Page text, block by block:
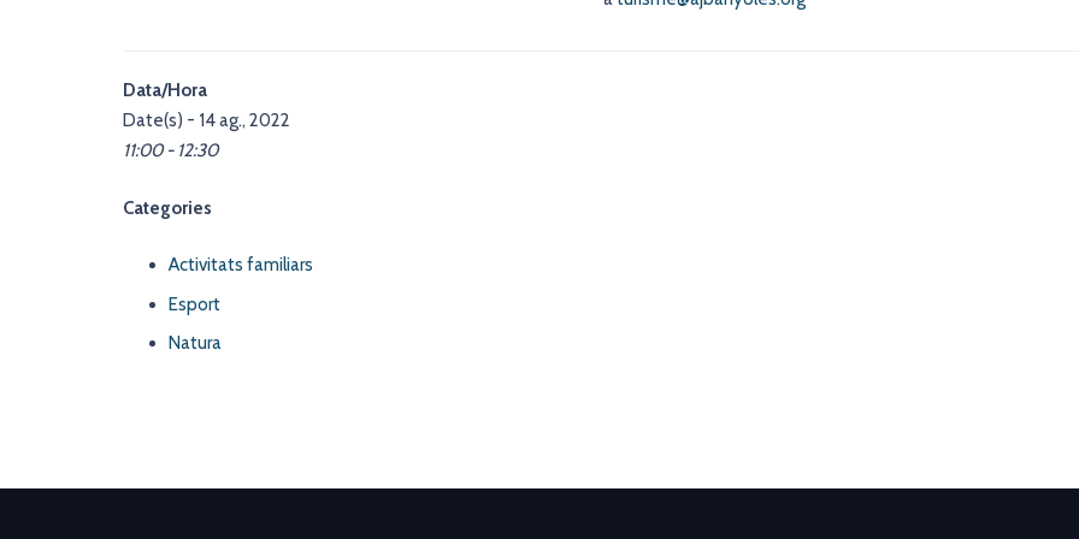
Data/Hora
Date(s) - 14 ag., 2022
11:00 - 12:30
Categories
Activitats familiars
Esport
Natura